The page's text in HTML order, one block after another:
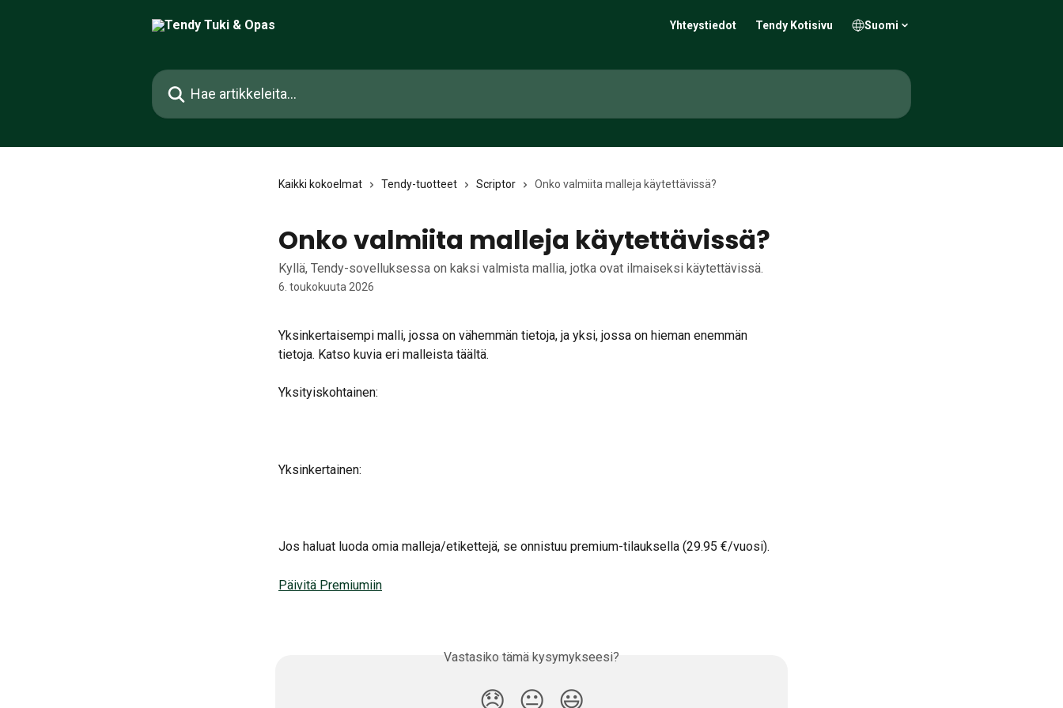
Yhteystiedot Tendy Kotisivu Suomi
Hae artikkeleita...
Kaikki kokoelmat Tendy-tuotteet Scriptor Onko valmiita malleja käytettävissä?
Onko valmiita malleja käytettävissä?
Kyllä, Tendy-sovelluksessa on kaksi valmista mallia, jotka ovat ilmaiseksi käytettävissä.
6. toukokuuta 2026
Yksinkertaisempi malli, jossa on vähemmän tietoja, ja yksi, jossa on hieman enemmän
tietoja. Katso kuvia eri malleista täältä.
Yksityiskohtainen:
Yksinkertainen:
Jos haluat luoda omia malleja/etikettejä, se onnistuu premium-tilauksella (29.95 €/vuosi).
Päivitä Premiumiin
Vastasiko tämä kysymykseesi?
😞 😐 😃